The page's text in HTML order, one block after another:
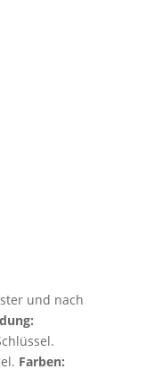
und nach
Farben: